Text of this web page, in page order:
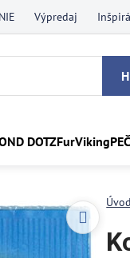
Výpredaj
DOTZFurViking
Úvod